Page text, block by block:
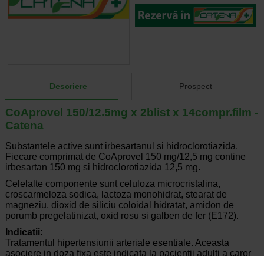
Descriere Prospect
CoAprovel 150/12.5mg x 2blist x 14compr.film -
Catena
Substantele active sunt irbesartanul si hidroclorotiazida.
Fiecare comprimat de CoAprovel 150 mg/12,5 mg contine
irbesartan 150 mg si hidroclorotiazida 12,5 mg.
Celelalte componente sunt celuloza microcristalina,
croscarmeloza sodica, lactoza monohidrat, stearat de
magneziu, dioxid de siliciu coloidal hidratat, amidon de
porumb pregelatinizat, oxid rosu si galben de fer (E172).
Indicatii:
Tratamentul hipertensiunii arteriale esentiale. Aceasta
asociere in doza fixa este indicata la pacientii adulti a caror